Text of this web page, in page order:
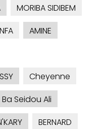
MORIBA SIDIBEM
AMINE
Cheyenne
Ba Seidou Ali
BERNARD